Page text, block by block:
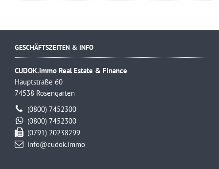
GESCHÄFTSZEITEN & INFO
CUDOK.immo Real Estate & Finance
Hauptstraße 60
74538 Rosengarten
(0800) 7452300
(0800) 7452300
(0791) 20238299
info@cudok.immo